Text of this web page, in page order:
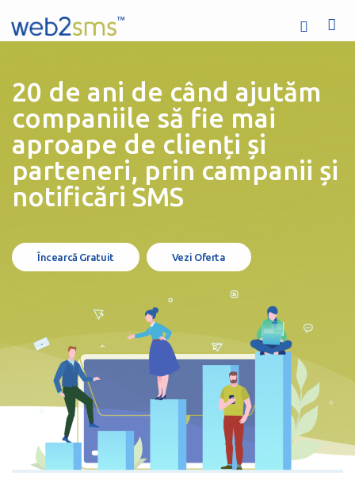
20 de ani de când ajutăm
companiile să fie mai
aproape de clienți și
parteneri, prin campanii și
notificări SMS
Încearcă Gratuit Vezi Oferta
Acasă
Servicii
Ofertă
Ajutor
Înregistrare
Autentificare